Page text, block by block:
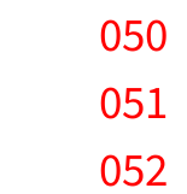
050
051
052